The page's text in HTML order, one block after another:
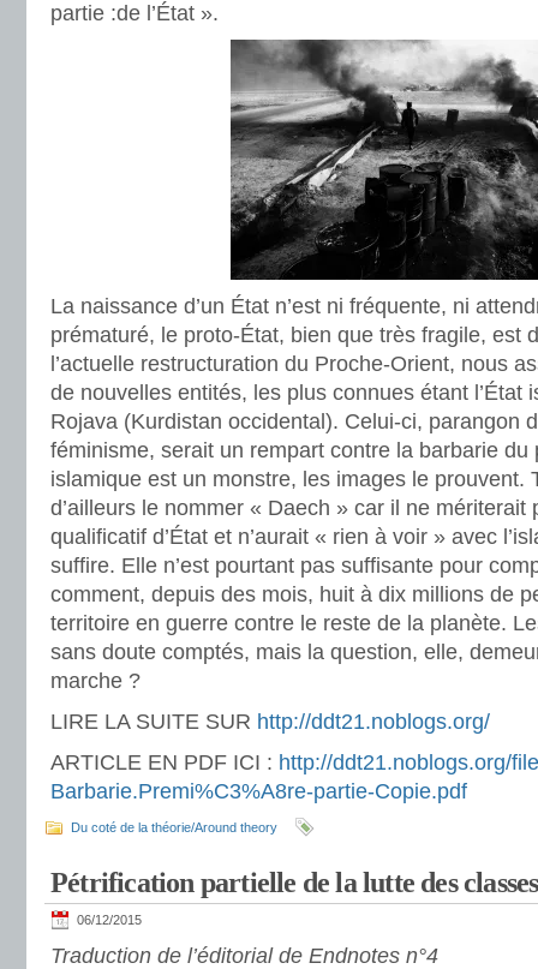
partie :de l’État ».
La naissance d’un État n’est ni fréquente, ni
prématuré, le proto-État, bien que très fragile, est
l’actuelle restructuration du Proche-Orient, nous
de nouvelles entités, les plus connues étant l’État
Rojava (Kurdistan occidental). Celui-ci, parangon
féminisme, serait un rempart contre la barbarie du
islamique est un monstre, les images le prouvent.
d’ailleurs le nommer « Daech » car il ne mériterait
qualificatif d’État et n’aurait « rien à voir » avec
suffire. Elle n’est pourtant pas suffisante pour
comment, depuis des mois, huit à dix millions de
territoire en guerre contre le reste de la planète.
sans doute comptés, mais la question, elle,
marche ?
LIRE LA SUITE SUR http://ddt21.noblogs.org/
ARTICLE EN PDF ICI : http://ddt21.noblogs.org/
Barbarie.Premi%C3%A8re-partie-Copie.pdf
Du coté de la théorie/Around theory
Pétrification partielle de la lutte des
06/12/2015
Traduction de l’éditorial de Endnotes n°4